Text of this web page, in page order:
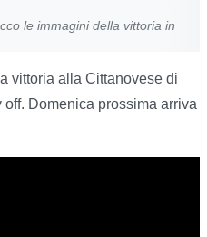
le immagini della vittoria in
vittoria alla Cittanovese di
Domenica prossima arriva